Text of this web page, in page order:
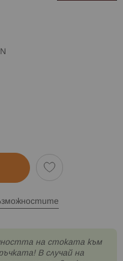
на стоката към
В случай на